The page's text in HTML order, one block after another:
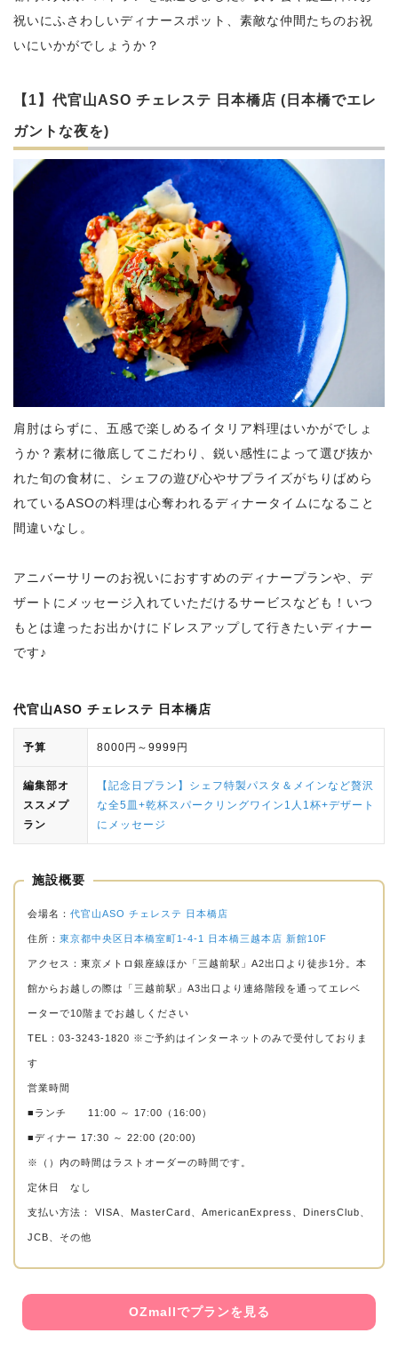
祝いにふさわしいディナースポット、素敵な仲間たちのお祝
いにいかがでしょうか？
【1】代官山ASO チェレステ 日本橋店 (日本橋でエレ
ガントな夜を)
肩肘はらずに、五感で楽しめるイタリア料理はいかがでしょ
うか？素材に徹底してこだわり、鋭い感性によって選び抜か
れた旬の食材に、シェフの遊び心やサプライズがちりばめら
れているASOの料理は心奪われるディナータイムになること
間違いなし。
アニバーサリーのお祝いにおすすめのディナープランや、デ
ザートにメッセージ入れていただけるサービスなども！いつ
もとは違ったお出かけにドレスアップして行きたいディナー
です♪
代官山ASO チェレステ 日本橋店
予算 8000円～9999円
編集部オ
ススメプ
ラン
【記念日プラン】シェフ特製パスタ＆メインなど贅沢
な全5皿+乾杯スパークリングワイン1人1杯+デザート
にメッセージ
施設概要
会場名： 代官山ASO チェレステ 日本橋店
住所： 東京都中央区日本橋室町1-4-1 日本橋三越本店 新館10F
アクセス：東京メトロ銀座線ほか「三越前駅」A2出口より徒歩1分。本
館からお越しの際は「三越前駅」A3出口より連絡階段を通ってエレベ
ーターで10階までお越しください
TEL：03-3243-1820 ※ご予約はインターネットのみで受付しておりま
す
営業時間
■ランチ 11:00 ～ 17:00（16:00）
■ディナー 17:30 ～ 22:00 (20:00)
※（）内の時間はラストオーダーの時間です。
定休日 なし
支払い方法： VISA、MasterCard、AmericanExpress、DinersClub、
JCB、その他
OZmallでプランを見る